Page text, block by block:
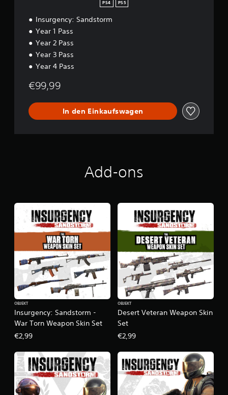
PS4 PS5
Insurgency: Sandstorm
Year 1 Pass
Year 2 Pass
Year 3 Pass
Year 4 Pass
€99,99
In den Einkaufswagen
Add-ons
Insurgency: Sandstorm -
War Torn Weapon Skin Set
OBJEKT
€2,99
Desert Veteran Weapon Skin
Set
OBJEKT
€2,99